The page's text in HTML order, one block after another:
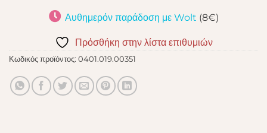
Αυθημερόν παράδοση με Wolt (8€)
Πρόσθήκη στην λίστα επιθυμιών
Κωδικός προϊόντος: 0401.019.00351